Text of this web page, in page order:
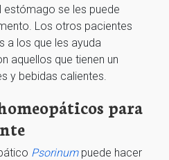
estómago se les puede
Los otros pacientes
a los que les ayuda
aquellos que tienen un
y bebidas calientes.
para
Psorinum puede hacer